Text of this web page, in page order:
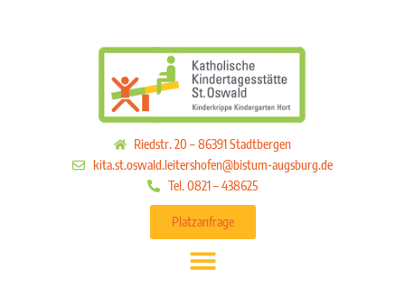
Riedstr. 20 – 86391 Stadtbergen
kita.st.oswald.leitershofen@bistum-augsburg.de
Tel. 0821 – 438625
Platzanfrage